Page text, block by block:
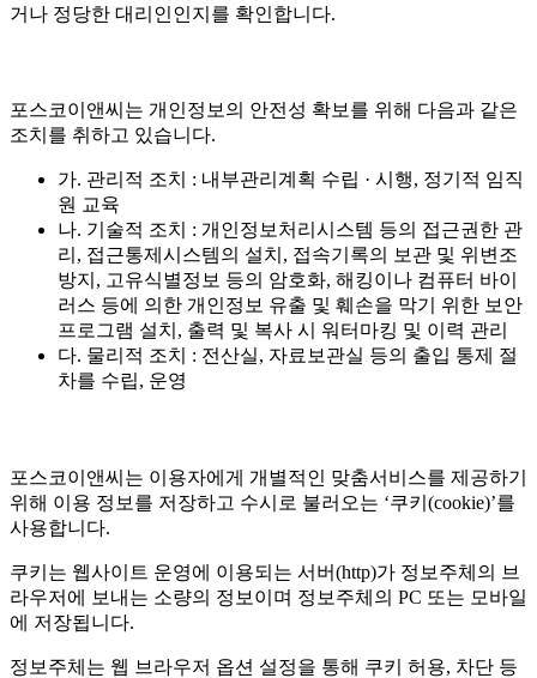
거나 정당한 대리인인지를 확인합니다.
포스코이앤씨는 개인정보의 안전성 확보를 위해 다음과 같은
조치를 취하고 있습니다.
가. 관리적 조치 : 내부관리계획 수립 · 시행, 정기적 임직
원 교육
나. 기술적 조치 : 개인정보처리시스템 등의 접근권한 관
리, 접근통제시스템의 설치, 접속기록의 보관 및 위변조
방지, 고유식별정보 등의 암호화, 해킹이나 컴퓨터 바이
러스 등에 의한 개인정보 유출 및 훼손을 막기 위한 보안
프로그램 설치, 출력 및 복사 시 워터마킹 및 이력 관리
다. 물리적 조치 : 전산실, 자료보관실 등의 출입 통제 절
차를 수립, 운영
포스코이앤씨는 이용자에게 개별적인 맞춤서비스를 제공하기
위해 이용 정보를 저장하고 수시로 불러오는 ‘쿠키(cookie)’를
사용합니다.
쿠키는 웹사이트 운영에 이용되는 서버(http)가 정보주체의 브
라우저에 보내는 소량의 정보이며 정보주체의 PC 또는 모바일
에 저장됩니다.
정보주체는 웹 브라우저 옵션 설정을 통해 쿠키 허용, 차단 등